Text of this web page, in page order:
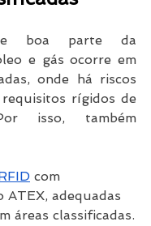
boa parte da
e gás ocorre em
onde há riscos
rígidos de
isso, também
com
ATEX, adequadas
áreas classificadas.